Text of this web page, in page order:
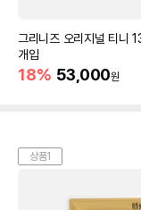
그리니즈 오리지널 티니
개입
18% 53,000원
상품1